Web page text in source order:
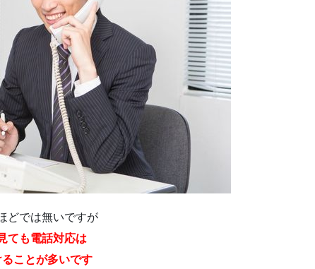
どでは無いですが
ても電話対応は
ことが多いです